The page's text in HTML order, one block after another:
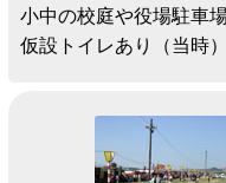
小中の校庭や役場駐車
仮設トイレあり（当時）